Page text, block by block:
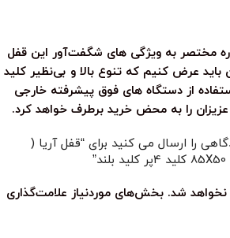
مختصر به ویژگی های شگفت‌آور این قفل
باید عرض کنیم که تنوع بالا و بی‌نظیر کلید
از دستگاه های فوق پیشرفته خارجی
عزیزان را به محض خرید برطرف خواهد کرد.
را ارسال می کنید برای “قفل آریا (
نخواهد شد. بخش‌های موردنیاز علامت‌گذاری